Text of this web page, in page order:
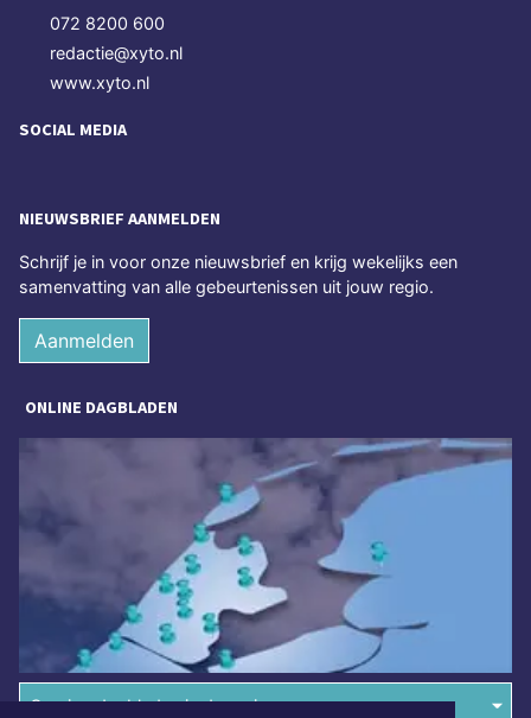
072 8200 600
redactie@xyto.nl
www.xyto.nl
SOCIAL MEDIA
NIEUWSBRIEF AANMELDEN
Schrijf je in voor onze nieuwsbrief en krijg wekelijks een
samenvatting van alle gebeurtenissen uit jouw regio.
Aanmelden
ONLINE DAGBLADEN
Overige dagbladen in de regio